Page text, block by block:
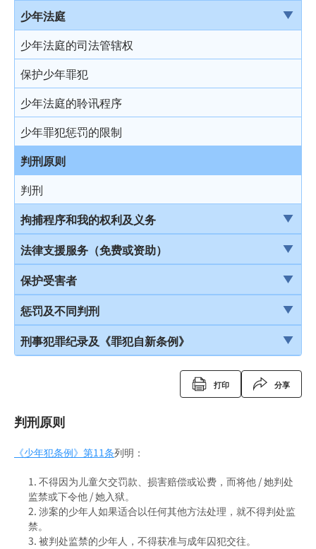
香港法律来源
刑事诉讼及民事诉讼
事务律师与大律师
简介律政司
香港法院及司法机构
刑事案件一般聆讯程序
经公诉程序定罪及经简易程序定罪
首次聆讯
认罪
求情及判刑
认罪对判刑的影响
不认罪
审讯
结案陈词及裁决
由陪审团审讯
上诉
少年法庭
少年法庭的司法管辖权
保护少年罪犯
少年法庭的聆讯程序
少年罪犯惩罚的限制
判刑原则
判刑
拘捕程序和我的权利及义务
引言
在公众地方被警察截停和查问
在公众地方被警察截停和搜身
缄默权
被捕后的权利
扣留被捕人士
录取供词
被捕人士保释
在警署及法庭分隔少年人
法律支援服务（免费或资助）
简介本港部分法律援助
刑事诉讼法律援助计划
当值律师计划
免费法律谘询计划——不提供服务的案件类别
电话法律谘询计划
保护受害者
受害者的权利
儿童证人
以电视直播联系提供证据
书面供词
惩罚及不同判刑
引言
社会服务令
感化令
劳教中心
教导所
更生中心
刑事犯罪纪录及《罪犯自新条例》
签保守行为
警司警诫计划
《罪犯自新条例》
《罪犯自新条例》与缓刑
《罪犯自新条例》与羁留的命令
打印 分享
判刑原则
《少年犯条例》 第11条列明：
不得因为儿童欠交罚款、损害赔偿或讼费，而将他 / 她判处
监禁或下令他 / 她入狱。
涉案的少年人如果适合以任何其他方法处理，就不得判处监
禁。
被判处监禁的少年人，不得获准与成年囚犯交往。